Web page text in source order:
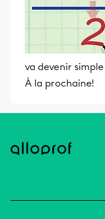
va devenir
À la prochaine!